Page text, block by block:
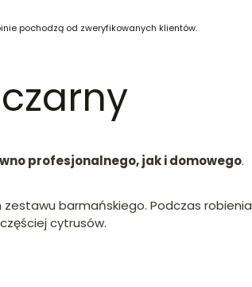
pochodzą od zweryfikowanych klientów.
profesjonalnego, jak i domowego.
zestawu barmańskiego. Podczas robienia
cytrusów.